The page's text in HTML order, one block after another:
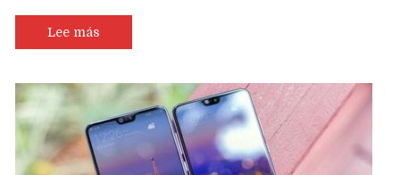
Lee más